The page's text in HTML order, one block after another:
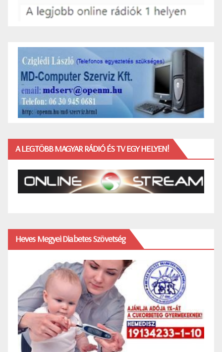
A LEGTÖBB MAGYAR RÁDIÓ ÉS TV EGY HELYEN!
Heves Megyei Diabetes Szövetség